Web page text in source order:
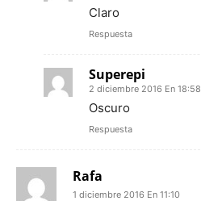
Claro
Respuesta
Superepi
2 diciembre 2016 En 18:58
Oscuro
Respuesta
Rafa
1 diciembre 2016 En 11:10